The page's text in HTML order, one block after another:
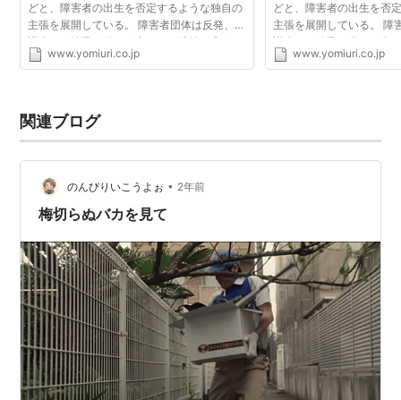
どと、障害者の出生を否定するような独自の
主張を展開している。 障害者団体は反発、市
議会でも追及の動きが出るなど波紋が広がっ
ている。 ブログは１１月８日付。深刻化する
www.yomiuri.co.jp
どと、障害者の出生を否
主張を展開している。 障
議会でも追及の動きが出
ている。 ブログは１１月
www.yomiuri.co.jp
関連ブログ
のんびりいこうよぉ • 2年前
梅切らぬバカを見て